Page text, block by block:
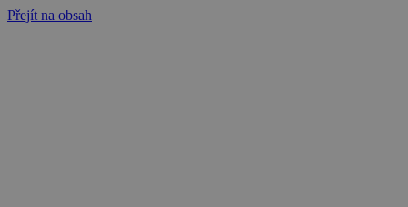
Přejít na obsah